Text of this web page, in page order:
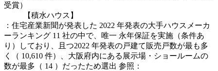
受賞）
【積水ハウス】
：住宅産業新聞が発表した 2022 年発表の大手ハウスメーカ
ーランキング 11 社の中で、唯一 永年保証を実施（条件あ
り）しており、且つ2022 年発表の戸建て販売戸数が最も多
く（ 10,610 件）、大阪府内にある展示場・ショールームの
数が最多（ 14 ）だったため選出 参照：